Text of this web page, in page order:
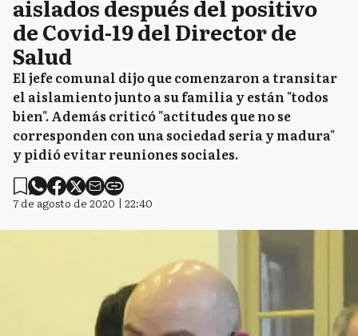
aislados después del positivo
de Covid-19 del Director de
Salud
El jefe comunal dijo que comenzaron a transitar
el aislamiento junto a su familia y están "todos
bien". Además criticó "actitudes que no se
corresponden con una sociedad seria y madura"
y pidió evitar reuniones sociales.
7 de agosto de 2020 | 22:40